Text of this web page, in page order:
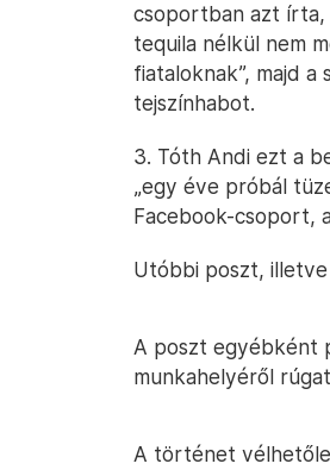
csoportban azt írta,
tequila nélkül nem
fiataloknak”, majd
tejszínhabot.
3. Tóth Andi ezt a
„egy éve próbál
Facebook-csoport,
Utóbbi poszt,
A poszt egyébként
munkahelyéről
A történet